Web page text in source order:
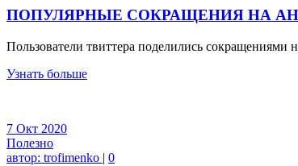
ПОПУЛЯРНЫЕ СОКРАЩЕНИЯ НА
Пользователи твиттера поделились
Узнать больше
7 Окт 2020
Полезно
автор: trofimenko | 0